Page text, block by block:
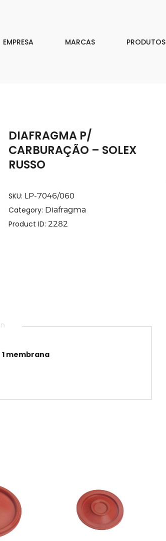
EMPRESA MARCAS PRODUTOS
DIAFRAGMA P/
CARBURAÇÃO – SOLEX
RUSSO
SKU: LP-7046/060
Category: Diafragma
Product ID: 2282
1 membrana